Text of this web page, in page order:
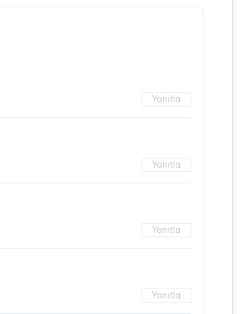
Yanıtla
Yanıtla
Yanıtla
Yanıtla